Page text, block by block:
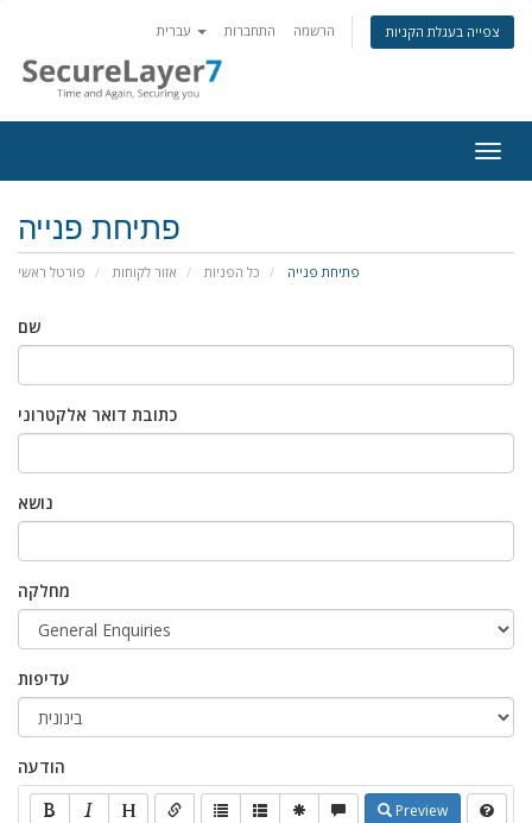
התחברות הרשמה צפייה בעגלת הקניות
פתיחת פנייה
פורטל ראשי אזור לקוחות כל הפניות פתיחת פנייה
שם
כתובת דואר אלקטרוני
נושא
מחלקה
עדיפות
הודעה
Preview